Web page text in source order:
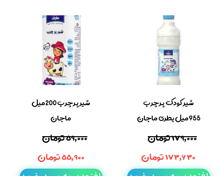
شیر کودک پرچرب
955میل بطری ماجان
۱۷۹,۰۰۰ تومان
۱۷۳,۶۳۰ تومان
شیر پرچرب 200میل
ماجان
۵۹,۰۰۰ تومان
۵۵,۹۰۰ تومان